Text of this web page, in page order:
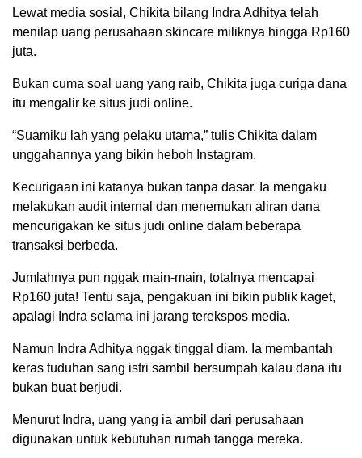
Lewat media sosial, Chikita bilang Indra Adhitya telah
menilap uang perusahaan skincare miliknya hingga Rp160
juta.
Bukan cuma soal uang yang raib, Chikita juga curiga dana
itu mengalir ke situs judi online.
“Suamiku lah yang pelaku utama,” tulis Chikita dalam
unggahannya yang bikin heboh Instagram.
Kecurigaan ini katanya bukan tanpa dasar. Ia mengaku
melakukan audit internal dan menemukan aliran dana
mencurigakan ke situs judi online dalam beberapa
transaksi berbeda.
Jumlahnya pun nggak main-main, totalnya mencapai
Rp160 juta! Tentu saja, pengakuan ini bikin publik kaget,
apalagi Indra selama ini jarang terekspos media.
Namun Indra Adhitya nggak tinggal diam. Ia membantah
keras tuduhan sang istri sambil bersumpah kalau dana itu
bukan buat berjudi.
Menurut Indra, uang yang ia ambil dari perusahaan
digunakan untuk kebutuhan rumah tangga mereka.